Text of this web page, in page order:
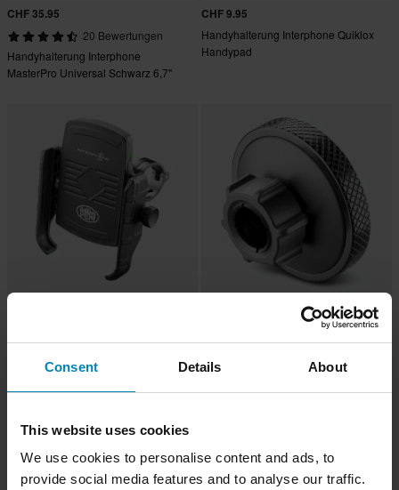
Consent Details About
This website uses cookies
We use cookies to personalise content and ads, to
provide social media features and to analyse our traffic.
CHF 35.95
20 Bewertungen
Handyhalterung Interphone
MasterPro Universal Schwarz 6,7"
CHF 9.95
Handyhalterung Interphone Quiklox
Handypad
2 Bewertungen
Handyhalterung Mit Aufladung
Antivibrationsmodul Handyhalterung